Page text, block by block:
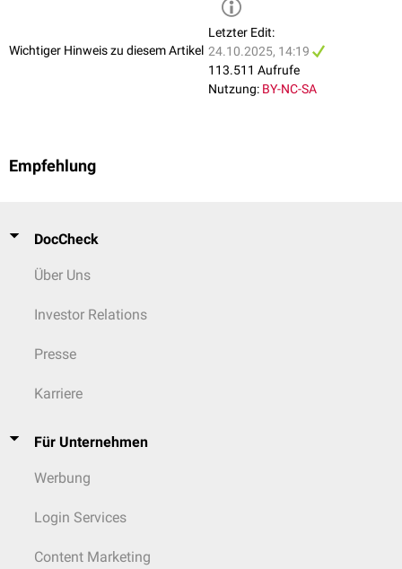
Wichtiger Hinweis zu diesem Artikel
Letzter Edit:
24.10.2025, 14:19
113.511 Aufrufe
Nutzung: BY-NC-SA
Empfehlung
DocCheck
Über Uns
Investor Relations
Presse
Karriere
Für Unternehmen
Werbung
Login Services
Content Marketing